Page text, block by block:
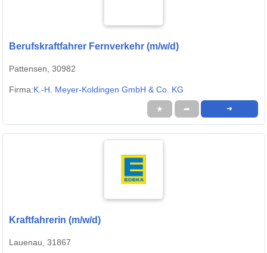
Berufskraftfahrer Fernverkehr (m/w/d)
Pattensen, 30982
Firma:K.-H. Meyer-Koldingen GmbH & Co. KG
★ ➦ ➜
Kraftfahrerin (m/w/d)
Lauenau, 31867